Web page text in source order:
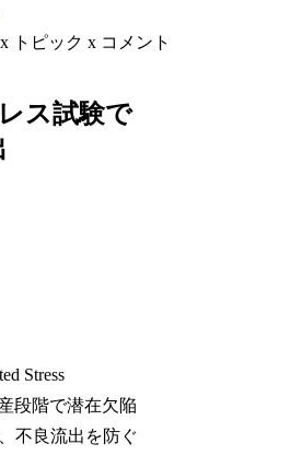
トピック x コメント
ス試験で
Stress
段階で潜在欠陥
不良流出を防ぐ